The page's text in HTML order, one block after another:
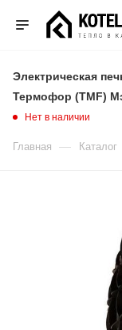
Электрическая
Термофор (TMF)
Нет в наличии
Главная — Каталог